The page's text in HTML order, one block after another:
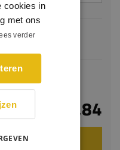
levertijd
€ 32,84
cookies in
met ons
verder